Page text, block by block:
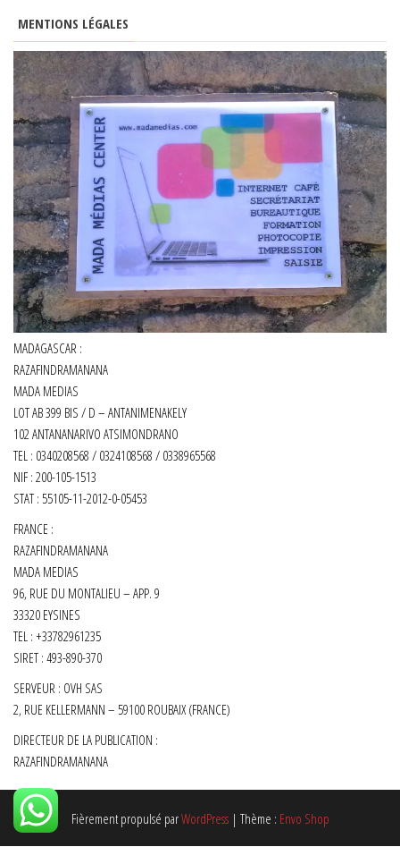
MENTIONS LÉGALES
MADAGASCAR :
RAZAFINDRAMANANA
MADA MEDIAS
LOT AB 399 BIS / D – ANTANIMENAKELY
102 ANTANANARIVO ATSIMONDRANO
TEL : 0340208568 / 0324108568 / 0338965568
NIF : 200-105-1513
STAT : 55105-11-2012-0-05453
FRANCE :
RAZAFINDRAMANANA
MADA MEDIAS
96, RUE DU MONTALIEU – APP. 9
33320 EYSINES
TEL : +33782961235
SIRET : 493-890-370
SERVEUR : OVH SAS
2, RUE KELLERMANN – 59100 ROUBAIX (FRANCE)
DIRECTEUR DE LA PUBLICATION :
RAZAFINDRAMANANA
Fièrement propulsé parWordPress | Thème : Envo Shop